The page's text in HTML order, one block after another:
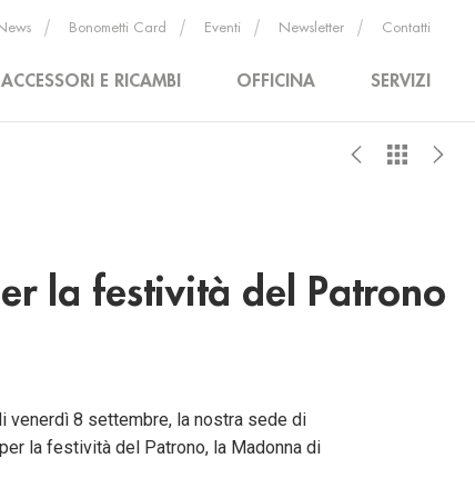
ACCESSORI E RICAMBI OFFICINA SERVIZI
Bonometti Card Eventi Newsletter Contatti
la festività del Patrono
venerdì 8 settembre, la nostra sede di
la festività del Patrono, la Madonna di